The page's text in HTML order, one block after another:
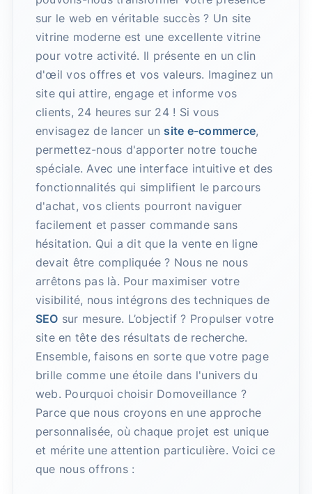
sur le web en véritable succès ? Un site
vitrine moderne est une excellente vitrine
pour votre activité. Il présente en un clin
d'œil vos offres et vos valeurs. Imaginez un
site qui attire, engage et informe vos
clients, 24 heures sur 24 ! Si vous
envisagez de lancer un site e-commerce,
permettez-nous d'apporter notre touche
spéciale. Avec une interface intuitive et des
fonctionnalités qui simplifient le parcours
d'achat, vos clients pourront naviguer
facilement et passer commande sans
hésitation. Qui a dit que la vente en ligne
devait être compliquée ? Nous ne nous
arrêtons pas là. Pour maximiser votre
visibilité, nous intégrons des techniques de
SEO sur mesure. L’objectif ? Propulser votre
site en tête des résultats de recherche.
Ensemble, faisons en sorte que votre page
brille comme une étoile dans l'univers du
web. Pourquoi choisir Domoveillance ?
Parce que nous croyons en une approche
personnalisée, où chaque projet est unique
et mérite une attention particulière. Voici ce
que nous offrons :